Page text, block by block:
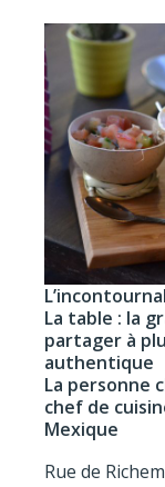
La table : la
partager à
authentique
La personne
chef de
Mexique
Rue de